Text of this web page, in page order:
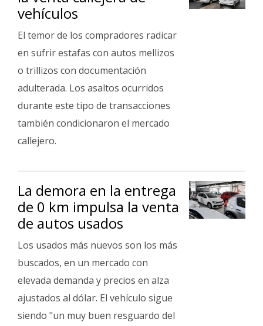
vehículos
El temor de los compradores radicar
en sufrir estafas con autos mellizos
o trillizos con documentación
adulterada. Los asaltos ocurridos
durante este tipo de transacciones
también condicionaron el mercado
callejero.
La demora en la entrega
de 0 km impulsa la venta
de autos usados
Los usados más nuevos son los más
buscados, en un mercado con
elevada demanda y precios en alza
ajustados al dólar. El vehículo sigue
siendo "un muy buen resguardo del